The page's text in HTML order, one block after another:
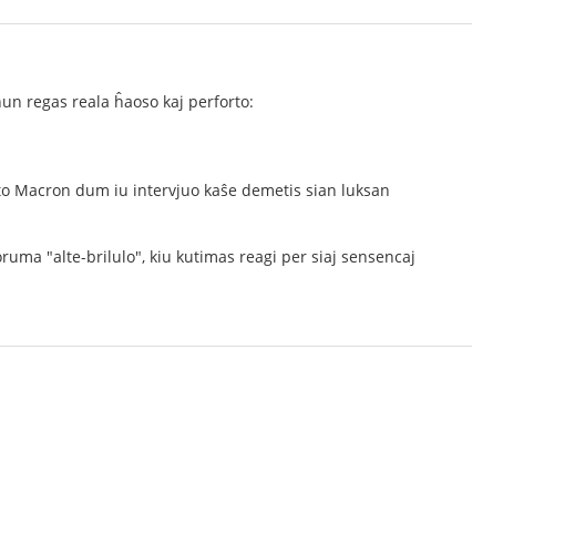
regas reala ĥaoso kaj perforto:
Macron dum iu intervjuo kaŝe demetis sian luksan
"alte-brilulo", kiu kutimas reagi per siaj sensencaj